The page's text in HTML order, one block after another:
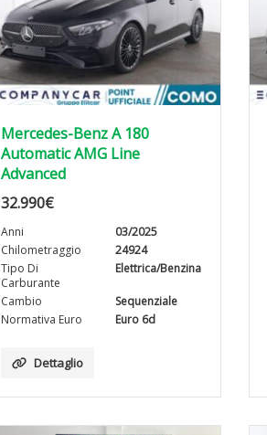
Mercedes-Benz A 180
Automatic AMG Line
Advanced
32.990€
Anni
03/2025
Chilometraggio
24924
Tipo Di
Carburante
Elettrica/Benzina
Cambio
Sequenziale
Normativa Euro
Euro 6d
Dettaglio